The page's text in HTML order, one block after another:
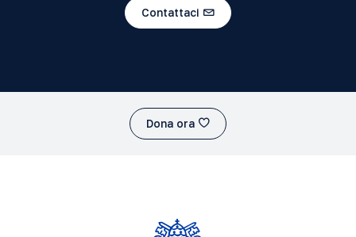
Contattaci
Dona ora